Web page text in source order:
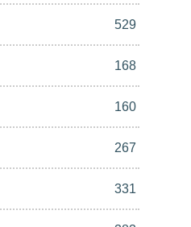
529
168
160
267
331